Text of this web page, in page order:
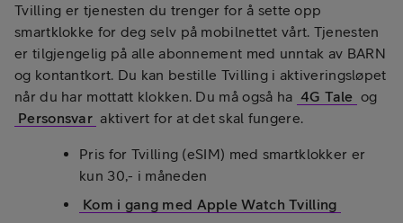
Tvilling er tjenesten du trenger for å sette opp
smartklokke for deg selv på mobilnettet vårt. Tjenesten
er tilgjengelig på alle abonnement med unntak av BARN
og kontantkort. Du kan bestille Tvilling i aktiveringsløpet
når du har mottatt klokken. Du må også ha 4G Tale og
Personsvar aktivert for at det skal fungere.
Pris for Tvilling (eSIM) med smartklokker er
kun 30,- i måneden
Kom i gang med Apple Watch Tvilling